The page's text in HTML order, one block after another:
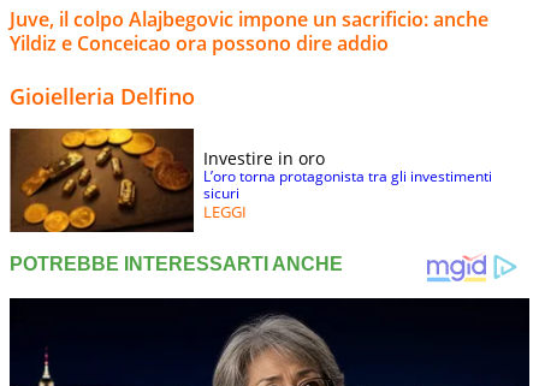
Juve, il colpo Alajbegovic impone un sacrificio: anche
Yildiz e Conceicao ora possono dire addio
Gioielleria Delfino
Investire in oro
L’oro torna protagonista tra gli investimenti
sicuri
LEGGI